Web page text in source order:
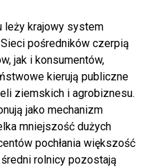
leży krajowy system
pośredników czerpią
jak i konsumentów,
kierują publiczne
ziemskich i agrobiznesu.
jako mechanizm
mniejszość dużych
pochłania większość
rolnicy pozostają